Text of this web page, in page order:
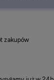
zakupów